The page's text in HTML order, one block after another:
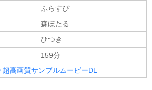
ふらすぴ
森ほたる
ひつき
159分
超高画質サンプルムービーDL